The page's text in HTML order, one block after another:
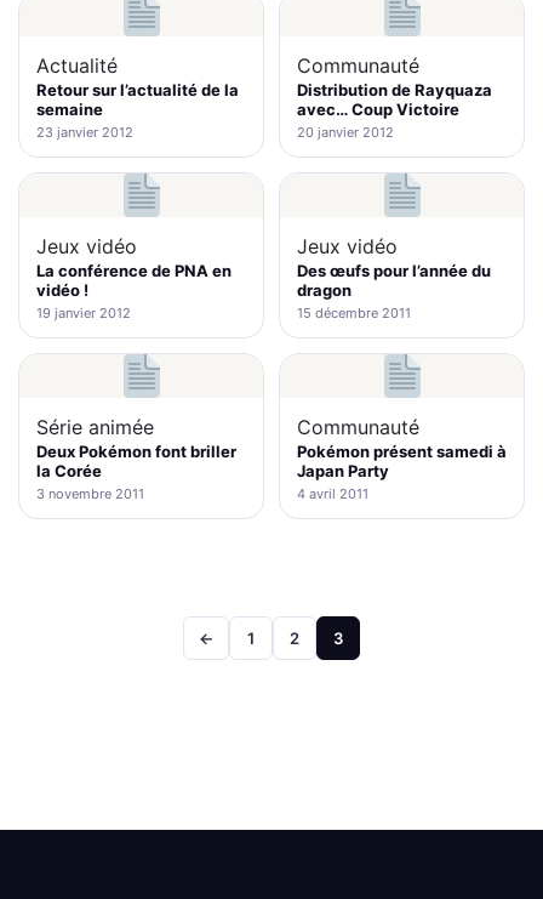
Actualité
Retour sur l’actualité de la
semaine
23 janvier 2012
Communauté
Distribution de Rayquaza
avec… Coup Victoire
20 janvier 2012
Jeux vidéo
La conférence de PNA en
vidéo !
19 janvier 2012
Jeux vidéo
Des œufs pour l’année du
dragon
15 décembre 2011
Série animée
Deux Pokémon font briller
la Corée
3 novembre 2011
Communauté
Pokémon présent samedi à
Japan Party
4 avril 2011
Pagination
← 1 2 3